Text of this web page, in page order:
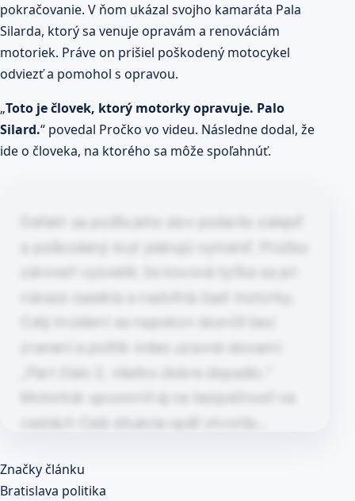
pokračovanie. V ňom ukázal svojho kamaráta Pala
Silarda, ktorý sa venuje opravám a renováciám
motoriek. Práve on prišiel poškodený motocykel
odviezť a pomohol s opravou.
„Toto je človek, ktorý motorky opravuje. Palo
Silard.“ povedal Pročko vo videu. Následne dodal, že
ide o človeka, na ktorého sa môže spoľahnúť.
Článok pokračuje po kliknutí
Prečítaj celý článok
Značky článku
Bratislava politika